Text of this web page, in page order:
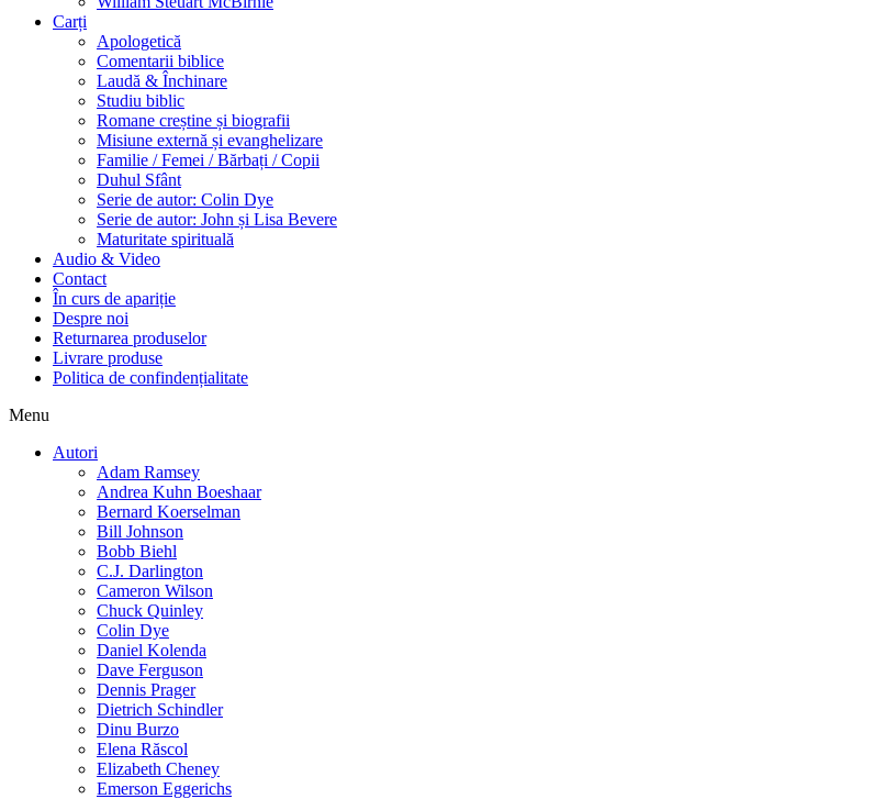
Carți
Apologetică
Comentarii biblice
Laudă & Închinare
Studiu biblic
Romane creștine și biografii
Misiune externă și evanghelizare
Familie / Femei / Bărbați / Copii
Duhul Sfânt
Serie de autor: Colin Dye
Serie de autor: John și Lisa Bevere
Maturitate spirituală
Audio & Video
Contact
În curs de apariție
Despre noi
Returnarea produselor
Livrare produse
Politica de confindențialitate
Menu
Autori
Adam Ramsey
Andrea Kuhn Boeshaar
Bernard Koerselman
Bill Johnson
Bobb Biehl
C.J. Darlington
Cameron Wilson
Chuck Quinley
Colin Dye
Daniel Kolenda
Dave Ferguson
Dennis Prager
Dietrich Schindler
Dinu Burzo
Elena Răscol
Elizabeth Cheney
Emerson Eggerichs